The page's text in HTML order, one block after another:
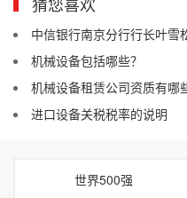
中信银行南京分行行长叶雪
机械设备包括哪些？
机械设备租赁公司资质有哪
进口设备关税税率的说明
世界500强